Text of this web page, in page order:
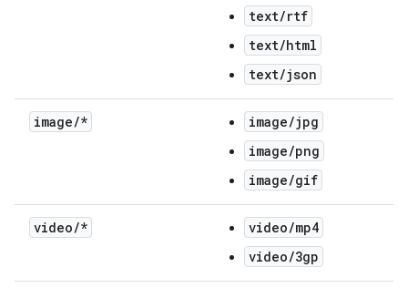
text/rtf
text/html
text/json
image/*
image/jpg
image/png
image/gif
video/*
video/mp4
video/3gp